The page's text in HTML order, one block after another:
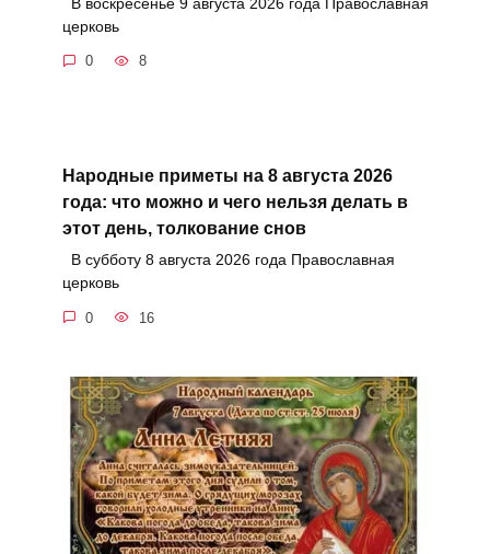
церковь
0 8
Народные приметы на 8 августа 2026
года: что можно и чего нельзя делать в
этот день, толкование снов
В субботу 8 августа 2026 года Православная
церковь
0 16